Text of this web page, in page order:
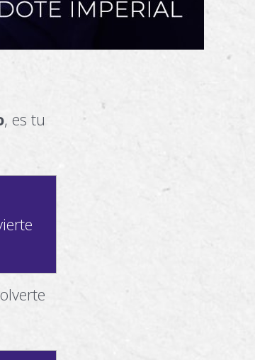
, es tu